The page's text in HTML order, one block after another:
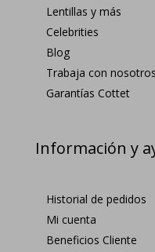
Lentillas y más
Celebrities
Blog
Trabaja con nosotros
Garantías Cottet
Información y
Historial de pedidos
Mi cuenta
Beneficios Cliente